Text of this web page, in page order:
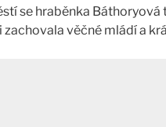
se hraběnka Báthoryová
věčné mládí a